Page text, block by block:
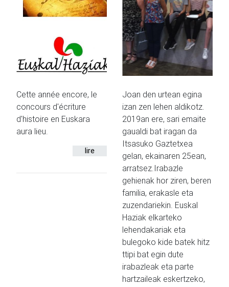
Cette année encore, le
concours d'écriture
d'histoire en Euskara
aura lieu.
lire
Joan den urtean egina
izan zen lehen aldikotz.
2019an ere, sari emaite
gaualdi bat iragan da
Itsasuko Gaztetxea
gelan, ekainaren 25ean,
arratsez.Irabazle
gehienak hor ziren, beren
familia, erakasle eta
zuzendariekin. Euskal
Haziak elkarteko
lehendakariak eta
bulegoko kide batek hitz
ttipi bat egin dute
irabazleak eta parte
hartzaileak eskertzeko,